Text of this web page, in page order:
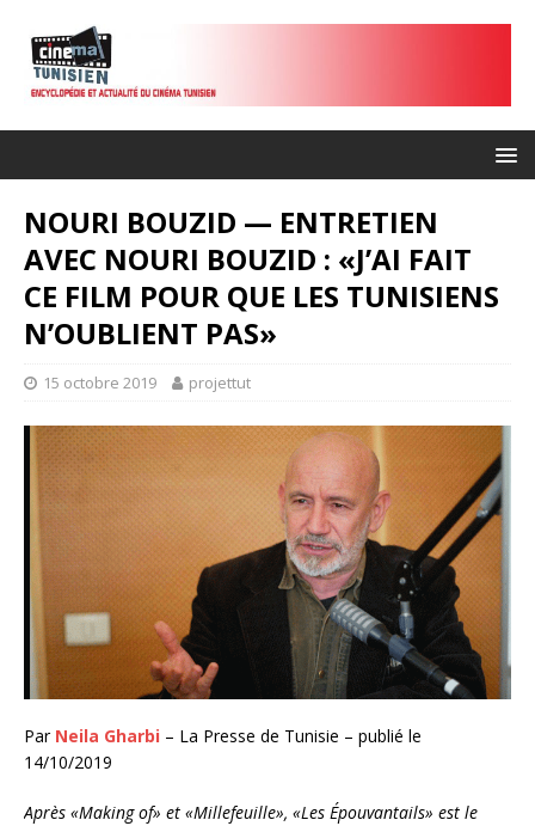
NOURI BOUZID — ENTRETIEN
AVEC NOURI BOUZID : «J’AI FAIT
CE FILM POUR QUE LES TUNISIENS
N’OUBLIENT PAS»
15 octobre 2019 projettut
Par Neila Gharbi – La Presse de Tunisie – publié le
14/10/2019
Après «Making of» et «Millefeuille», «Les Épouvantails» est le